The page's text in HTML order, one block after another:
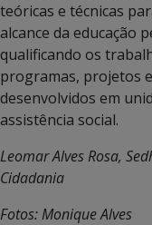
teóricas e técnicas
alcance da educação
qualificando os
programas, projetos
desenvolvidos em
assistência social.
Leomar Alves Rosa,
Cidadania
Fotos: Monique Alves